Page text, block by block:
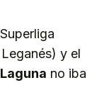
y el
no iba